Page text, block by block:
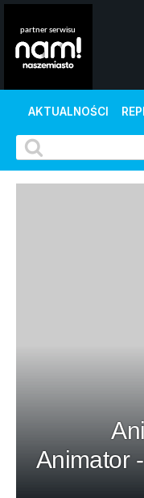
AKTUALNOŚCI
Animator